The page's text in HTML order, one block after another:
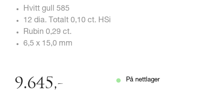
Hvitt gull 585
12 dia. Totalt 0,10 ct. HSi
Rubin 0,29 ct.
6,5 x 15,0 mm
9.645,- På nettlager